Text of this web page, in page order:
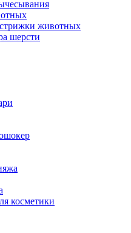
животных
шерсти
косметики